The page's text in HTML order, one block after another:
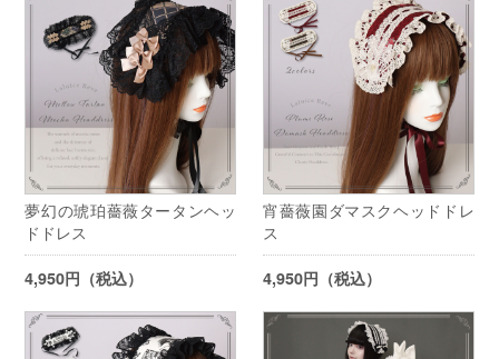
夢幻の琥珀薔薇タータンヘッ
ドドレス
4,950円（税込）
宵薔薇園ダマスクヘッドドレ
ス
4,950円（税込）